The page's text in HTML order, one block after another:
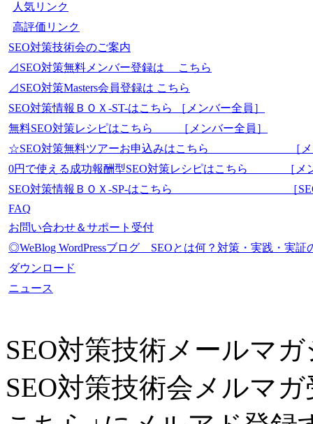
人気リンク
高評価リンク
SEO対策技術会のご案内
⊿SEO対策無料メンバー登録は こちら
⊿SEO対策Masters会員登録は こちら
SEO対策情報ＢＯＸ-ST-はこちら ［メンバー全員］
無料SEO対策レシピはこちら ［メンバー全員］
☆SEO対策無料ツアーお申込みはこちら ［メン
0円で使える成功報酬型SEO対策レシピはこちら ［メ
SEO対策情報ＢＯＸ-SP-はこちら ［SEO-
FAQ
お問い合わせ＆サポート受付
◎WeBlog WordPressブログ SEOとは何？対策・実践・実
ダウンロード
ニュース
SEO対策技術メールマ
SEO対策技術会メルマ